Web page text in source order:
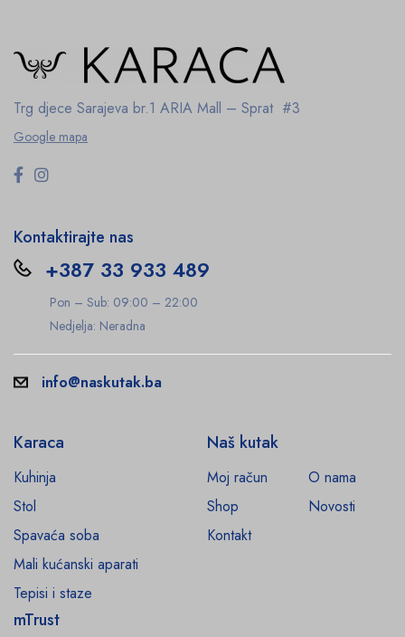
Trg djece Sarajeva br.1 ARIA Mall – Sprat #3
Google mapa
Kontaktirajte nas
+387 33 933 489
Pon – Sub: 09:00 – 22:00
Nedjelja: Neradna
info@naskutak.ba
Karaca
Kuhinja
Stol
Spavaća soba
Mali kućanski aparati
Tepisi i staze
Naš kutak
Moj račun
O nama
Shop
Novosti
Kontakt
mTrust